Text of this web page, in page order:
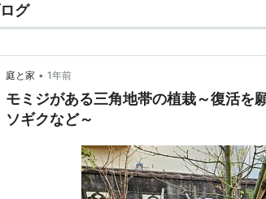
グ
庭と家 • 1年前
モミジがある三角地帯の植栽～復活を
ソギクなど～